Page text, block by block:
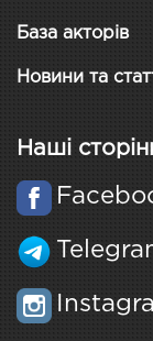
База акторів
Новини та
Наші